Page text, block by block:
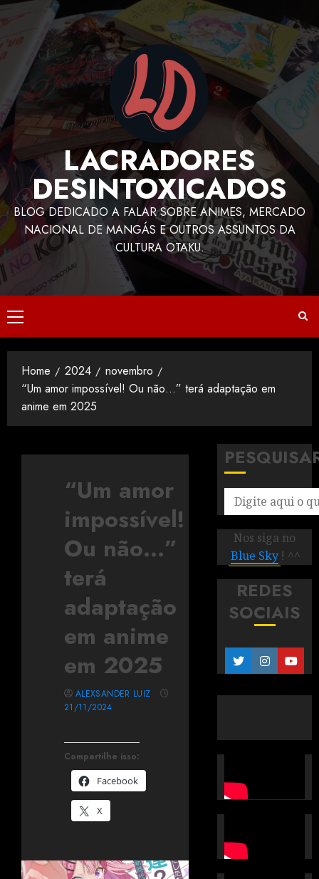
LACRADORES
DESINTOXICADOS
BLOG DEDICADO A FALAR SOBRE ANIMES, MERCADO
NACIONAL DE MANGÁS E OUTROS ASSUNTOS DA
CULTURA OTAKU.
Home 2024
novembro
“Um amor impossível! Ou não…” terá adaptação em
anime em 2025
“Um amor
impossível!
Ou não…”
terá
adaptação
em anime
em 2025
Compartilhe isso:
Facebook
X
ALEXSANDER LUIZ
21/11/2024
Nos siga no
Blue Sky ! ^^
REDES
SOCIAIS